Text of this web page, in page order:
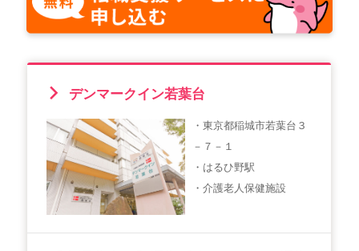
WEB勤怠
支店連絡先一覧
会社概要 個人情報保護方針
デンマークイン若葉台
・東京都稲城市若葉台３
－７－１
・はるひ野駅
・介護老人保健施設